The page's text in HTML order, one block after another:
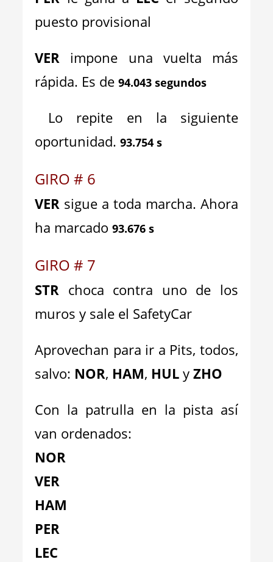
puesto provisional
VER impone una vuelta más
rápida. Es de94.043 segundos
Lo repite en la siguiente
oportunidad.93.754 s
GIRO # 6
VER sigue a toda marcha. Ahora
ha marcado93.676 s
GIRO # 7
STR choca contra uno de los
muros y sale el SafetyCar
Aprovechan para ir a Pits, todos,
salvo: NOR, HAM, HUL yZHO
Con la patrulla en la pista así
van ordenados:
NOR
VER
HAM
PER
LEC